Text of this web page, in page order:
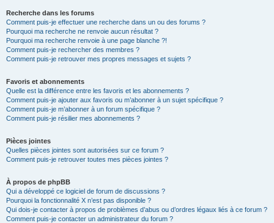
Recherche dans les forums
Comment puis-je effectuer une recherche dans un ou des forums ?
Pourquoi ma recherche ne renvoie aucun résultat ?
Pourquoi ma recherche renvoie à une page blanche ?!
Comment puis-je rechercher des membres ?
Comment puis-je retrouver mes propres messages et sujets ?
Favoris et abonnements
Quelle est la différence entre les favoris et les abonnements ?
Comment puis-je ajouter aux favoris ou m’abonner à un sujet spécifique ?
Comment puis-je m’abonner à un forum spécifique ?
Comment puis-je résilier mes abonnements ?
Pièces jointes
Quelles pièces jointes sont autorisées sur ce forum ?
Comment puis-je retrouver toutes mes pièces jointes ?
À propos de phpBB
Qui a développé ce logiciel de forum de discussions ?
Pourquoi la fonctionnalité X n’est pas disponible ?
Qui dois-je contacter à propos de problèmes d’abus ou d’ordres légaux liés à ce forum ?
Comment puis-je contacter un administrateur du forum ?